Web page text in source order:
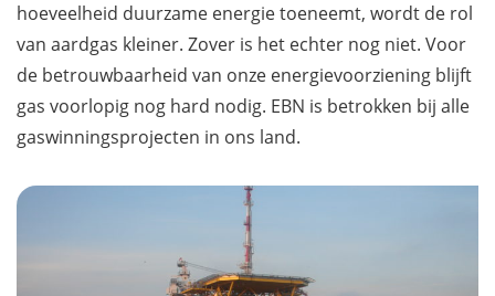
hoeveelheid duurzame energie toeneemt, wordt de rol
van aardgas kleiner. Zover is het echter nog niet. Voor
de betrouwbaarheid van onze energievoorziening blijft
gas voorlopig nog hard nodig. EBN is betrokken bij alle
gaswinningsprojecten in ons land.